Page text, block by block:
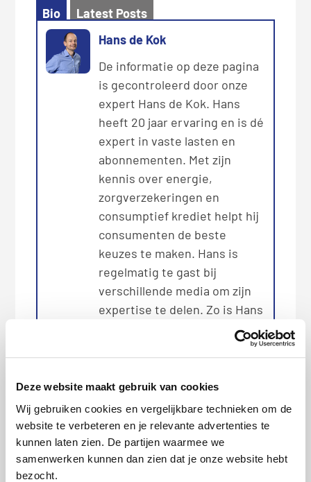
Deze website maakt gebruik van cookies
Wij gebruiken cookies en vergelijkbare technieken om de
website te verbeteren en je relevante advertenties te
kunnen laten zien. De partijen waarmee we
samenwerken kunnen dan zien dat je onze website hebt
bezocht.
Bio
Latest Posts
Hans de Kok
De informatie op deze pagina
is gecontroleerd door onze
expert Hans de Kok. Hans
heeft 20 jaar ervaring en is dé
expert in vaste lasten en
abonnementen. Met zijn
kennis over energie,
zorgverzekeringen en
consumptief krediet helpt hij
consumenten de beste
keuzes te maken. Hans is
regelmatig te gast bij
verschillende media om zijn
expertise te delen. Zo is Hans
geweest en
heeft hij zijn visie als expert
InsiderenDe Telegraaf
Categorie:Internet en tv